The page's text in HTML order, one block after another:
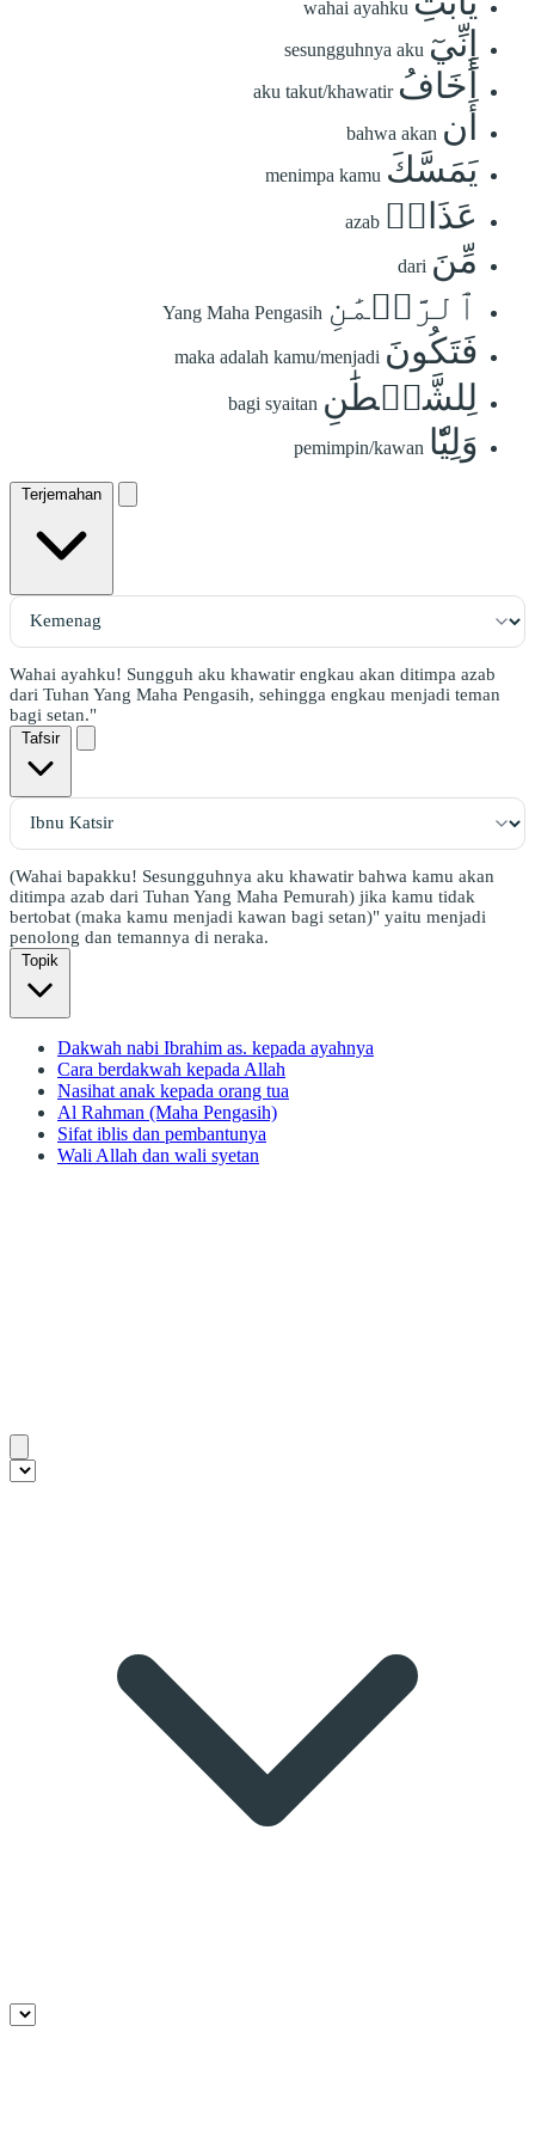
wahai ayahku
إِنِّيٓ sesungguhnya aku
أَخَافُ aku takut/khawatir
أَن bahwa akan
يَمَسَّكَ menimpa kamu
عَذَابٞ azab
مِّنَ dari
ٱلرَّحۡمَٰنِ Yang Maha Pengasih
فَتَكُونَ maka adalah kamu/menjadi
لِلشَّيۡطَٰنِ bagi syaitan
وَلِيّٗا pemimpin/kawan
Terjemahan
Wahai ayahku! Sungguh aku khawatir engkau akan ditimpa azab
dari Tuhan Yang Maha Pengasih, sehingga engkau menjadi teman
bagi setan."
Tafsir
(Wahai bapakku! Sesungguhnya aku khawatir bahwa kamu akan
ditimpa azab dari Tuhan Yang Maha Pemurah) jika kamu tidak
bertobat (maka kamu menjadi kawan bagi setan)" yaitu menjadi
penolong dan temannya di neraka.
Topik
Dakwah nabi Ibrahim as. kepada ayahnya
Cara berdakwah kepada Allah
Nasihat anak kepada orang tua
Al Rahman (Maha Pengasih)
Sifat iblis dan pembantunya
Wali Allah dan wali syetan